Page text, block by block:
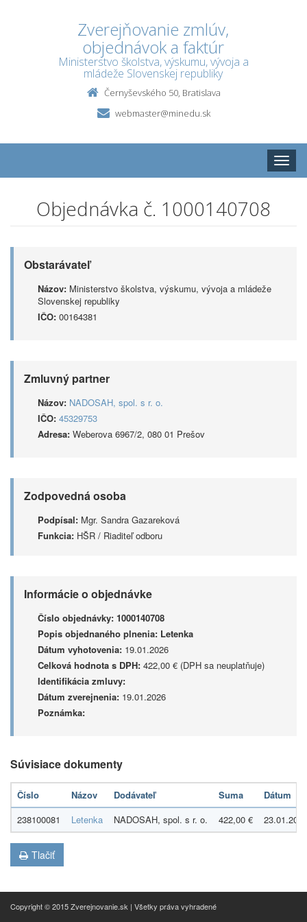
Zverejňovanie zmlúv,
objednávok a faktúr
Ministerstvo školstva, výskumu, vývoja a
mládeže Slovenskej republiky
Černyševského 50, Bratislava
webmaster@minedu.sk
Toggle
Objednávka č. 1000140708
Obstarávateľ
Názov: Ministerstvo školstva, výskumu, vývoja a mládeže
Slovenskej republiky
IČO: 00164381
Zmluvný partner
Názov: NADOSAH, spol. s r. o.
IČO: 45329753
Adresa: Weberova 6967/2, 080 01 Prešov
Zodpovedná osoba
Podpísal: Mgr. Sandra Gazareková
Funkcia: HŠR / Riaditeľ odboru
Informácie o objednávke
Číslo objednávky: 1000140708
Popis objednaného plnenia: Letenka
Dátum vyhotovenia: 19.01.2026
Celková hodnota s DPH: 422,00 € (DPH sa neuplatňuje)
Identifikácia zmluvy:
Dátum zverejnenia: 19.01.2026
Poznámka:
Súvisiace dokumenty
Číslo Názov Dodávateľ Suma
Dátum
238100081
Letenka NADOSAH, spol. s r. o. 422,00 € 23.01.2026
Tlačiť
Copyright © 2015 Zverejnovanie.sk | Všetky práva vyhradené